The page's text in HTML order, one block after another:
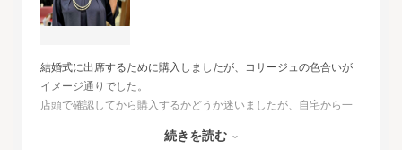
結婚式に出席するために購入しましたが、コサージュの色合いが
イメージ通りでした。
店頭で確認してから購入するかどうか迷いましたが、自宅から一
オンラインショップは写真数が多くじっくりと検討することがで
続きを読む